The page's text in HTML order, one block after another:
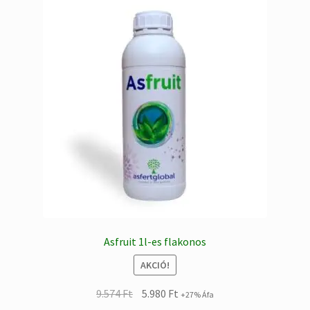
Asfruit 1l-es flakonos
AKCIÓ!
9.574Ft
Original
5.980 FtCurrent
+27% Áfa